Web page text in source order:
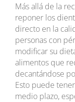
Más allá de la
reponer los
directo en la
personas con
modificar su
alimentos que
decantándose
Esto puede
medio plazo,